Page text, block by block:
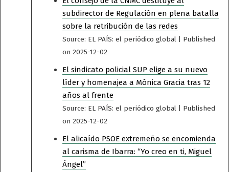
subdirector de Regulación en plena batalla
sobre la retribución de las redes
Source: EL PAÍS: el periódico global
Published
on 2025-12-02
El sindicato policial SUP elige a su nuevo
líder y homenajea a Mónica Gracia tras 12
años al frente
Source: EL PAÍS: el periódico global
Published
on 2025-12-02
El alicaído PSOE extremeño se encomienda
al carisma de Ibarra: “Yo creo en ti, Miguel
Ángel”